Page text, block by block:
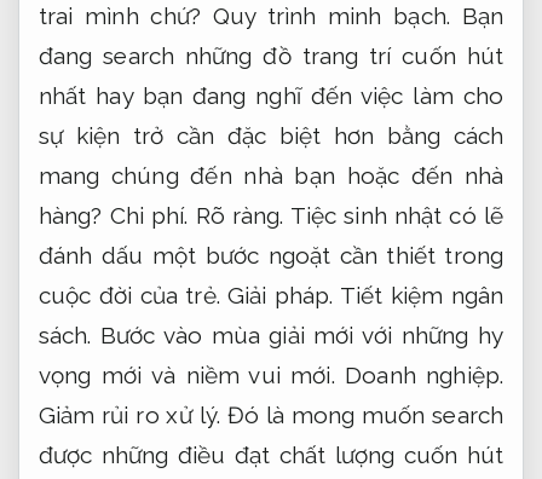
trai mình chứ? Quy trình minh bạch. Bạn
đang search những đồ trang trí cuốn hút
nhất hay bạn đang nghĩ đến việc làm cho
sự kiện trở cần đặc biệt hơn bằng cách
mang chúng đến nhà bạn hoặc đến nhà
hàng? Chi phí. Rõ ràng. Tiệc sinh nhật có lẽ
đánh dấu một bước ngoặt cần thiết trong
cuộc đời của trẻ.Giải pháp. Tiết kiệm ngân
sách. Bước vào mùa giải mới với những hy
vọng mới và niềm vui mới. Doanh nghiệp.
Giảm rủi ro xử lý. Đó là mong muốn search
được những điều đạt chất lượng cuốn hút